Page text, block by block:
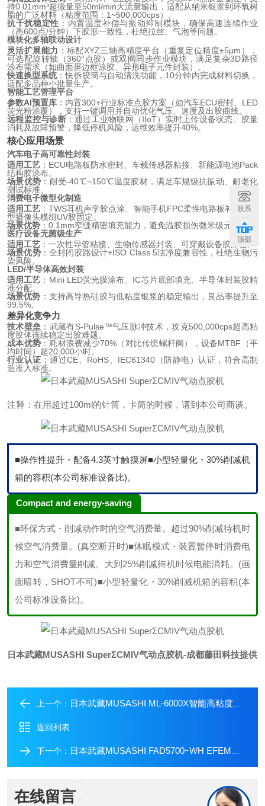
持0.01mm³超微量至50ml/min大流量输出，适配从纳米银浆到环氧树
脂的广泛材料（粘度范围：1~500,000cps）。
抗干扰稳定性 ：内置温度补偿与振动抑制模块，确保高速连续作业
（高600点/分钟）下胶形一致性，杜绝拉丝、气泡等问题。
模块化多轴联动设计
灵活扩展能力 ：标配XYZ三轴高精度平台（重复定位精度±5μm），
可选配旋转轴（360°点胶）或双阀同步作业模块，满足复杂3D路径
涂布需求（如曲面屏边框涂胶、异形电子元件封装）。
快速换型系统：快拆胶筒与自动清洗功能，10分钟内完成材料切换，
适配多品种小批量生产。
智能工艺管理平台
参数AI预置库 ：内置300+行业标准点胶方案（如汽车ECU密封、LED
荧光粉涂覆），支持一键调用并自动优化气压、速度及出胶曲线。
远程监控与诊断：通过工业物联网（IIoT）实时上传设备状态、胶量
消耗及故障预警，降低停机风险，运维效率提升40%。
核心应用场景
汽车电子高可靠性封装
适用工艺 ：ECU电路板防水密封、车载传感器粘接、新能源电池Pack
结构胶涂布。
场景优势 ：耐受-40℃~150℃温度胶材，满足车规级抗振动、耐老化
测试标准。
消费电子微型化制造
适用工艺 ：TWS耳机声学胶点涂、智能手机FPC柔性电路板补强、微
型摄像头模组UV胶固定。
场景优势 ：0.1mm窄缝精密填充能力，避免溢胶损伤微米级元器件。
医疗设备无菌级生产
适用工艺 ：一次性导管粘接、生物传感器封装、可穿戴设备胶涂覆。
场景优势：全封闭胶路设计+ISO Class 5洁净度兼容性，杜绝生物污
染风险。
LED/半导体高效封装
适用工艺 ：Mini LED荧光膜涂布、IC芯片底部填充、半导体封装胶精
准分配。
场景优势 ：支持高导热硅胶与低粘度银浆的稳定输出，良品率提升至
99.5%。
差异化竞争力
技术壁垒 ：武藏有S-Pulse™气压脉冲技术，攻克500,000cps超高粘
度胶体连续稳定出胶难题。
成本优势 ：耗材浪费减少70%（对比传统螺杆阀），设备MTBF（平
均时间）超20,000小时。
行业认证 ：通过CE、RoHS、IEC61340（防静电）认证，符合高制
造准入标准。
注释：在用超过100ml的针筒，卡筒的时候，请到本公司商谈。
■操作性提升 ・配备4.3英寸触摸屏■小型轻量化・30%削减机
箱的容积(本公司标准设备比)。
Compact and energy-saving
■环保方式 ・削减动作时的空气消费量。超过90%削减待机时
候空气消费量。(真空断开时)■休眠模式・装置暂停时消费电
力和空气消费量削减。 大到 25%削减待机时候电能消耗。(画
面暗转，SHOT不可)■小型轻量化 ・30%削减机箱的容积(本
公司标准设备比)。
日本武藏MUSASHI SuperΣCMIV气动点胶机-成都藤田科技提供
上一个： 日本武藏MUSASHI ML-6000X智能高粘度点胶机
返回列表
下一个： 日本武藏MUSASHI FAD5700ｰWH EFEM点胶机
在线留言
联系
顶部